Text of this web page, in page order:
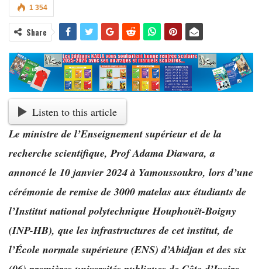
1 354
Share
Listen to this article
Le ministre de l’Enseignement supérieur et de la
recherche scientifique, Prof Adama Diawara, a
annoncé le 10 janvier 2024 à Yamoussoukro, lors d’une
cérémonie de remise de 3000 matelas aux étudiants de
l’Institut national polytechnique Houphouët-Boigny
(INP-HB), que les infrastructures de cet institut, de
l’École normale supérieure (ENS) d’Abidjan et des six